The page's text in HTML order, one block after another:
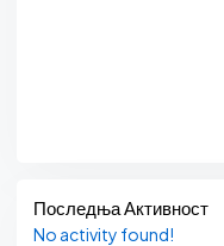
Последња Активност
No activity found!